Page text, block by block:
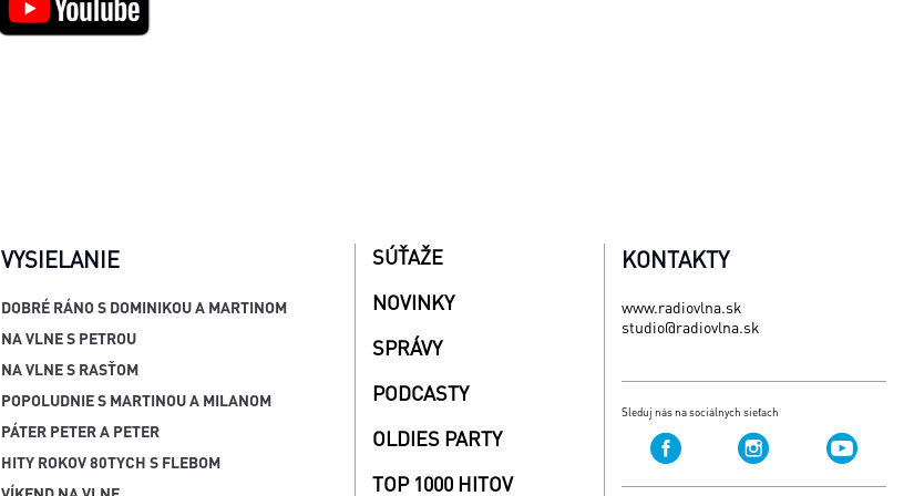
VYSIELANIE
DOBRÉ RÁNO S DOMINIKOU A MARTINOM
NA VLNE S PETROU
NA VLNE S RASŤOM
POPOLUDNIE S MARTINOU A MILANOM
PÁTER PETER A PETER
HITY ROKOV 80TYCH S FLEBOM
SÚŤAŽE
NOVINKY
SPRÁVY
PODCASTY
OLDIES PARTY
TOP 1000 HITOV
KONTAKTY
www.radiovlna.sk
studio@radiovlna.sk
Sleduj nás na sociálnych sieťach